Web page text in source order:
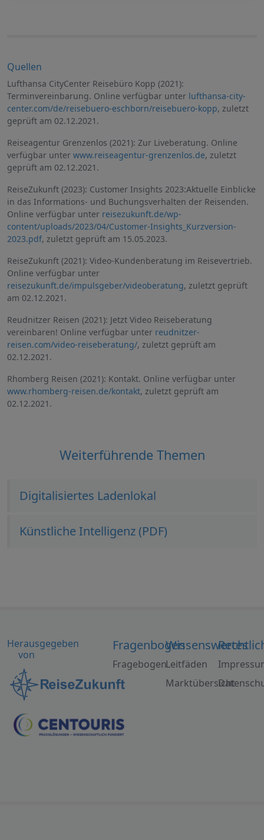
Quellen
Lufthansa CityCenter Reisebüro Kopp (2021):
Terminvereinbarung. Online verfügbar unter lufthansa-city-
center.com/de/reisebuero-eschborn/reisebuero-kopp, zuletzt
geprüft am 02.12.2021.
Reiseagentur Grenzenlos (2021): Zur Liveberatung. Online
verfügbar unter www.reiseagentur-grenzenlos.de, zuletzt
geprüft am 02.12.2021.
ReiseZukunft (2023): Customer Insights 2023:Aktuelle Einblicke
in das Informations- und Buchungsverhalten der Reisenden.
Online verfügbar unter reisezukunft.de/wp-
content/uploads/2023/04/Customer-Insights_Kurzversion-
2023.pdf, zuletzt geprüft am 15.05.2023.
ReiseZukunft (2021): Video-Kundenberatung im Reisevertrieb.
Online verfügbar unter
reisezukunft.de/impulsgeber/videoberatung, zuletzt geprüft
am 02.12.2021.
Reudnitzer Reisen (2021): Jetzt Video Reiseberatung
vereinbaren! Online verfügbar unter reudnitzer-
reisen.com/video-reiseberatung/, zuletzt geprüft am
02.12.2021.
Rhomberg Reisen (2021): Kontakt. Online verfügbar unter
www.rhomberg-reisen.de/kontakt, zuletzt geprüft am
02.12.2021.
Weiterführende Themen
Digitalisiertes Ladenlokal
Künstliche Intelligenz (PDF)
Herausgegeben
von
Fragenbogen
Fragebogen
Wissenswertes
Leitfäden
Marktübersicht